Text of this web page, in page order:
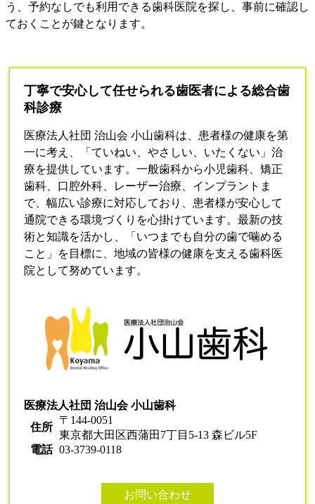
う、予約なしでも利用できる歯科医院を探し、事前に確認し
ておくことが鍵となります。
丁寧で安心して任せられる歯医者による総合歯
科診療
医療法人社団 治山会 小山歯科は、患者様の健康を第
一に考え、「ていねい、やさしい、いたくない」治
療を提供しています。一般歯科から小児歯科、矯正
歯科、口腔外科、レーザー治療、インプラントま
で、幅広い診療に対応しており、患者様が安心して
通院できる環境づくりを心掛けています。最新の技
術と知識を活かし、「いつまでも自分の歯で噛める
こと」を目標に、地域の皆様の健康を支える歯科医
院として努めています。
医療法人社団 治山会 小山歯科
住所
〒144-0051
東京都大田区西蒲田7丁目5-13 森ビル5F
電話 03-3739-0118
お問い合わせ